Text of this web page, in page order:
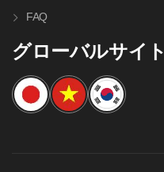
FAQ
グローバルサイト